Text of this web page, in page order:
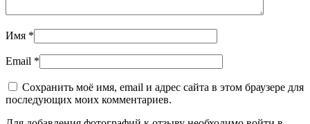
Имя *
Email *
Сохранить моё имя, email и адрес сайта в этом браузере для
последующих моих комментариев.